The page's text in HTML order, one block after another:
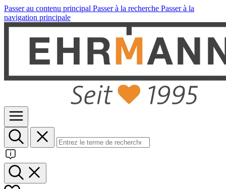
Passer au contenu principal Passer à la recherche Passer à la
navigation principale